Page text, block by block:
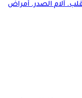
آلام الصدر. أمراض